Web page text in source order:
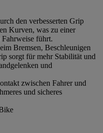
den verbesserten Grip
Kurven, was zu einer
Fahrweise führt.
Bremsen, Beschleunigen
sorgt für mehr Stabilität und
und
zwischen Fahrer und
und sicheres